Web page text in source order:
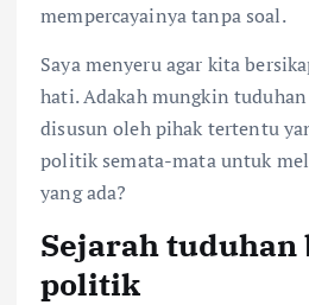
mempercayainya tanpa soal.
Saya menyeru agar kita
hati. Adakah mungkin
disusun oleh pihak tertentu
politik semata-mata untuk
yang ada?
Sejarah
politik